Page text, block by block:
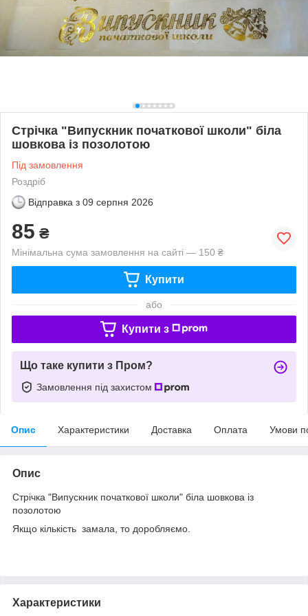
Стрічка "Випускник початкової школи" біла
шовкова із позолотою
Під замовлення
Роздріб
Відправка з 09 серпня 2026
85 ₴
Мінімальна сума замовлення на сайті — 150 ₴
Купити
або
Купити з
Що таке купити з Пром?
Замовлення під захистом
Опис Характеристики Доставка Оплата Умови
Опис
Стрічка "Випускник початкової школи" біла шовкова із
позолотою
Якщо кількість замала, то доробляємо.
Характеристики